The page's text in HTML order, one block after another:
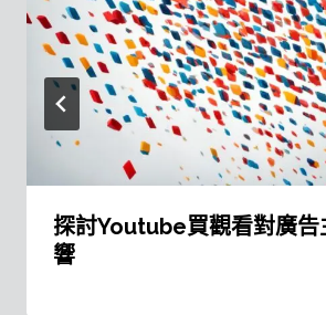
探討Youtube買觀看對廣告
響